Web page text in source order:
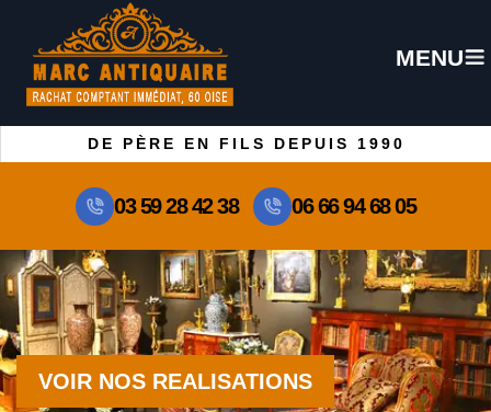
MENU
DE PÈRE EN FILS DEPUIS 1990
03 59 28 42 38 06 66 94 68 05
VOIR NOS REALISATIONS